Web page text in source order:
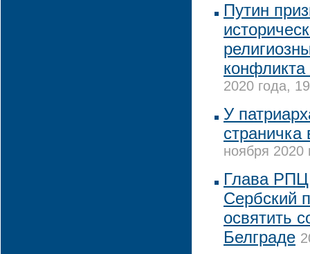
Путин
2020 года,
У
страничка
ноября 2020
Глава РПЦ
Сербский
освятить
Белграде